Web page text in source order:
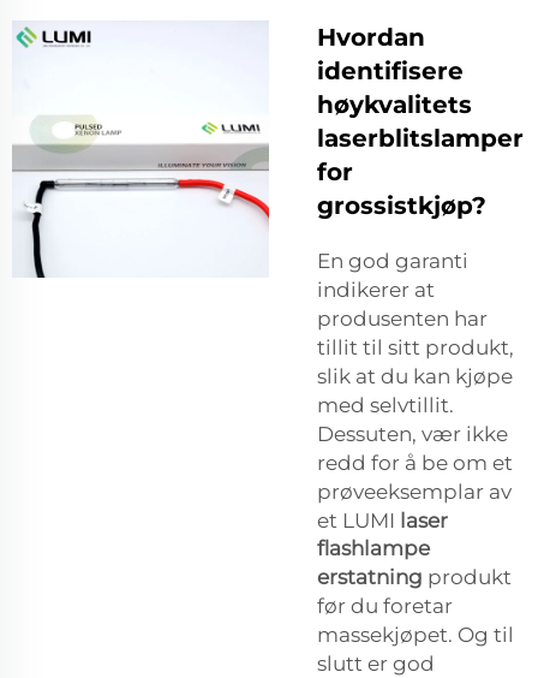
Hvordan
identifisere
høykvalitets
laserblitslamper
for
grossistkjøp?
En god garanti
indikerer at
produsenten har
tillit til sitt produkt,
slik at du kan kjøpe
med selvtillit.
Dessuten, vær ikke
redd for å be om et
prøveeksemplar av
et LUMI laser
flashlampe
erstatning produkt
før du foretar
massekjøpet. Og til
slutt er god